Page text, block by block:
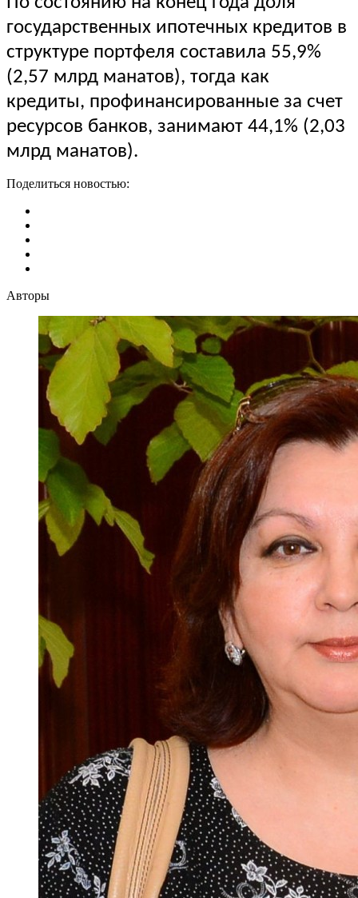
государственных ипотечных кредитов в
структуре портфеля составила 55,9%
(2,57 млрд манатов), тогда как
кредиты, профинансированные за счет
ресурсов банков, занимают 44,1% (2,03
млрд манатов).
Поделиться новостью:
Авторы